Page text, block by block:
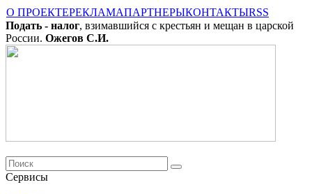
О ПРОЕКТЕРЕКЛАМАПАРТНЕРЫКОНТАКТЫRSS
Подать - налог, взимавшийся с крестьян и мещан в царской
России. Ожегов С.И.
Сервисы